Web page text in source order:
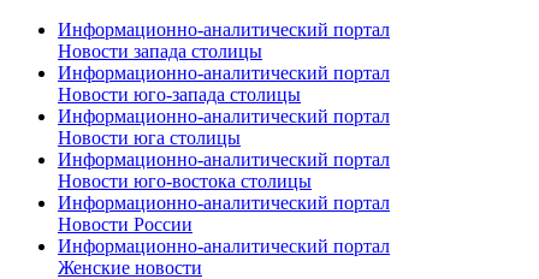
Информационно-аналитический портал
Новости запада столицы
Информационно-аналитический портал
Новости юго-запада столицы
Информационно-аналитический портал
Новости юга столицы
Информационно-аналитический портал
Новости юго-востока столицы
Информационно-аналитический портал
Новости России
Информационно-аналитический портал
Женские новости